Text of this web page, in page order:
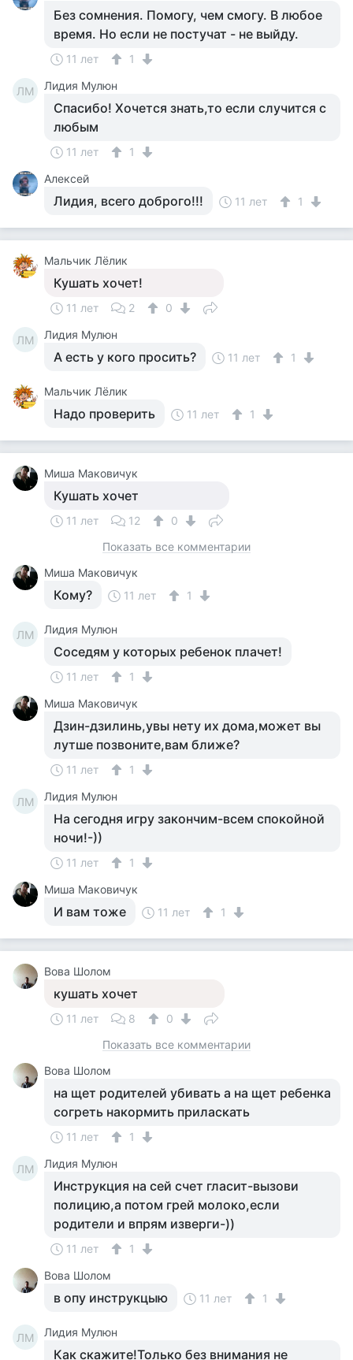
Без сомнения. Помогу, чем смогу. В любое
время. Но если не постучат - не выйду.
11 лет 1
ЛМ Лидия Мулюн
Спасибо! Хочется знать,то если случится с
любым
11 лет
1
Алексей
Лидия, всего доброго!!! 11 лет 1
Мальчик Лёлик
Кушать хочет!
11 лет 2 0
ЛМ Лидия Мулюн
А есть у кого просить? 11 лет 1
Мальчик Лёлик
Надо проверить 11 лет 1
Миша Маковичук
Кушать хочет
11 лет 12
0
Показать все комментарии
Миша Маковичук
Кому? 11 лет 1
ЛМ Лидия Мулюн
Соседям у которых ребенок плачет!
11 лет
1
Миша Маковичук
Дзин-дзилинь,увы нету их дома,может вы
лутше позвоните,вам ближе?
11 лет 1
ЛМ Лидия Мулюн
На сегодня игру закончим-всем спокойной
ночи!-))
11 лет
1
Миша Маковичук
И вам тоже 11 лет 1
Вова Шолом
кушать хочет
11 лет 8
0
Показать все комментарии
Вова Шолом
на щет родителей убивать а на щет ребенка
согреть накормить приласкать
11 лет 1
ЛМ Лидия Мулюн
Инструкция на сей счет гласит-вызови
полицию,а потом грей молоко,если
родители и впрям изверги-))
11 лет
1
Вова Шолом
в опу инструкцыю 11 лет 1
ЛМ Лидия Мулюн
Как скажите!Только без внимания не